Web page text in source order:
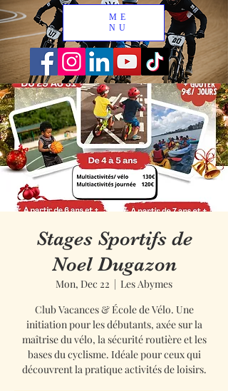
ME
NU
Stages Sportifs de
Noel Dugazon
Mon, Dec 22
  |
Les Abymes
Club Vacances & École de Vélo. Une
initiation pour les débutants, axée sur la
maîtrise du vélo, la sécurité routière et les
bases du cyclisme. Idéale pour ceux qui
découvrent la pratique activités de loisirs.